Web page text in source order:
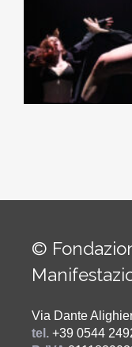
©
Via Dante
tel. +39 0544